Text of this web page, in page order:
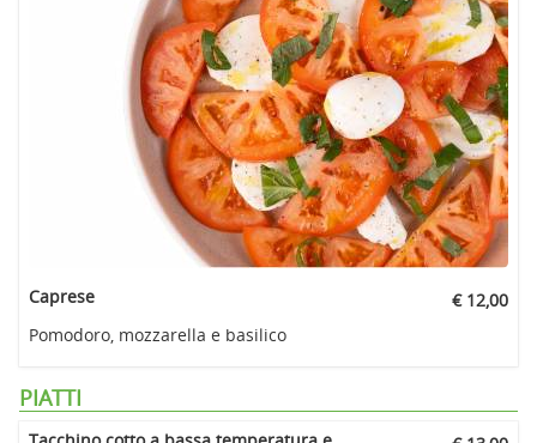
Caprese
€ 12,00
Pomodoro, mozzarella e basilico
PIATTI